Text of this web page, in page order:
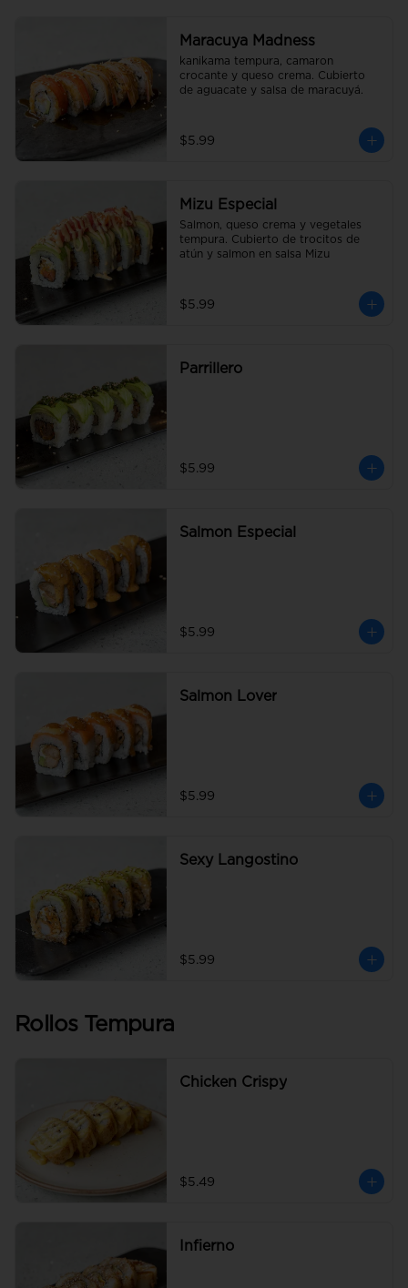
Maracuya Madness
kanikama tempura, camaron
crocante y queso crema. Cubierto
de aguacate y salsa de maracuyá.
$5.99
Mizu Especial
Salmon, queso crema y vegetales
tempura. Cubierto de trocitos de
atún y salmon en salsa Mizu
$5.99
Parrillero
$5.99
Salmon Especial
$5.99
Salmon Lover
$5.99
Sexy Langostino
$5.99
Rollos Tempura
Chicken Crispy
$5.49
Infierno